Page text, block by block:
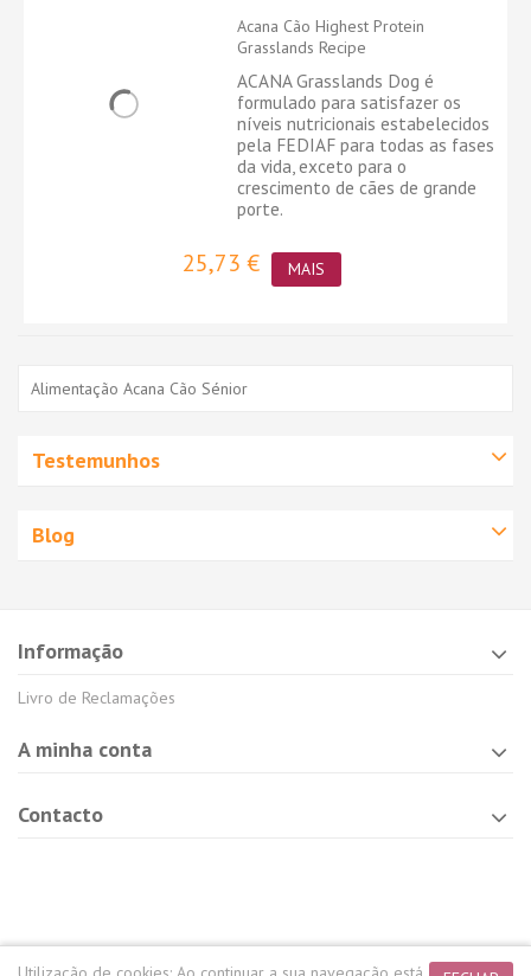
Acana Cão Highest Protein
Grasslands Recipe
ACANA Grasslands Dog é
formulado para satisfazer os
níveis nutricionais estabelecidos
pela FEDIAF para todas as fases
da vida, exceto para o
crescimento de cães de grande
porte.
25,73 € MAIS
Alimentação Acana Cão Sénior
Testemunhos
Blog
Informação
Livro de Reclamações
A minha conta
Contacto